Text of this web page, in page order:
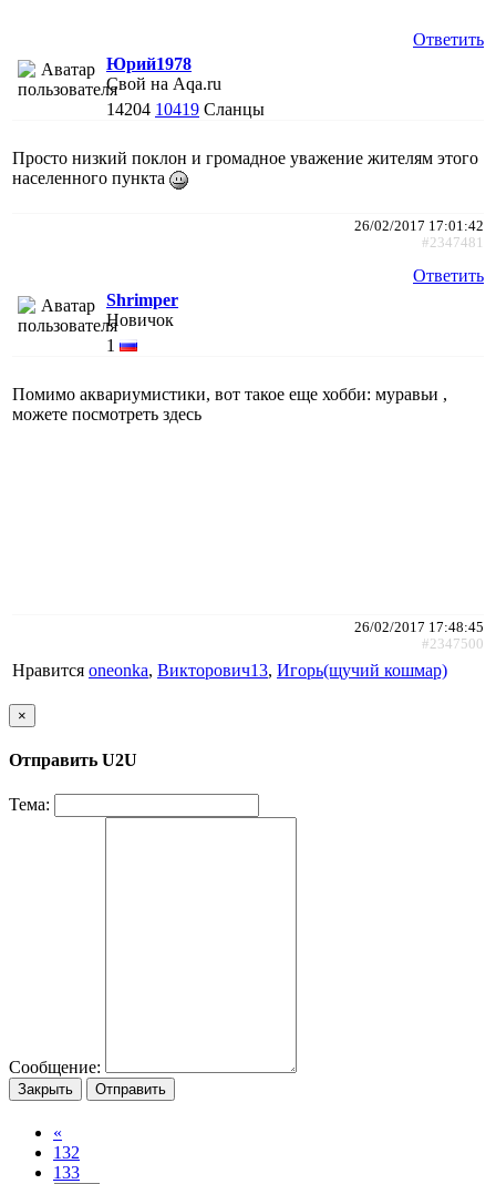
Ответить
Юрий1978
Свой на Aqa.ru
14204 10419 Сланцы
Просто низкий поклон и громадное уважение жителям этого
населенного пункта
26/02/2017 17:01:42
#2347481
Ответить
Shrimper
Новичок
1
Помимо аквариумистики, вот такое еще хобби: муравьи ,
можете посмотреть здесь
26/02/2017 17:48:45
#2347500
Нравится oneonka, Викторович13, Игорь(щучий кошмар)
×
Отправить U2U
Тема:
Сообщение:
Закрыть Отправить
«
132
133